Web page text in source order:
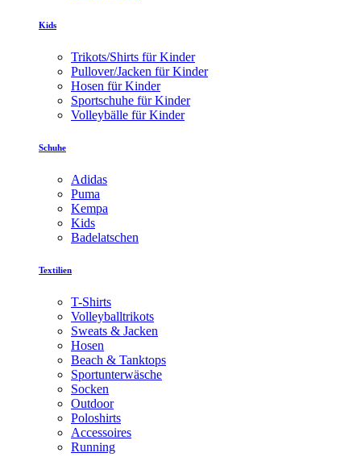
Kids
Trikots/Shirts für Kinder
Pullover/Jacken für Kinder
Hosen für Kinder
Sportschuhe für Kinder
Volleybälle für Kinder
Schuhe
Adidas
Puma
Kempa
Kids
Badelatschen
Textilien
T-Shirts
Volleyballtrikots
Sweats & Jacken
Hosen
Beach & Tanktops
Sportunterwäsche
Socken
Outdoor
Poloshirts
Accessoires
Running